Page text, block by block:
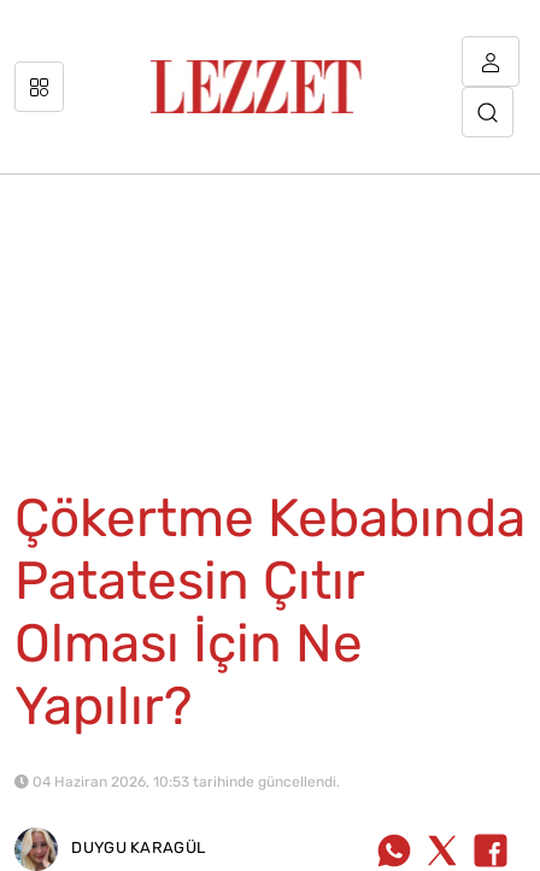
Çökertme Kebabında
Patatesin Çıtır
Olması İçin Ne
Yapılır?
04 Haziran 2026, 10:53 tarihinde güncellendi.
DUYGU KARAGÜL